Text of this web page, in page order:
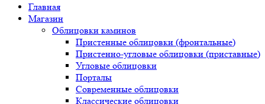
Главная
Магазин
Облицовки каминов
Пристенные облицовки (фронтальные)
Пристенно-угловые облицовки (приставные)
Угловые облицовки
Порталы
Современные облицовки
Классические облицовки